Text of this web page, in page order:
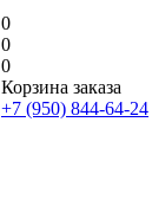
0
0
0
Корзина заказа
+7 (950) 844-64-24